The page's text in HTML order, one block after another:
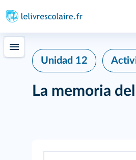
Unidad 12
La memoria